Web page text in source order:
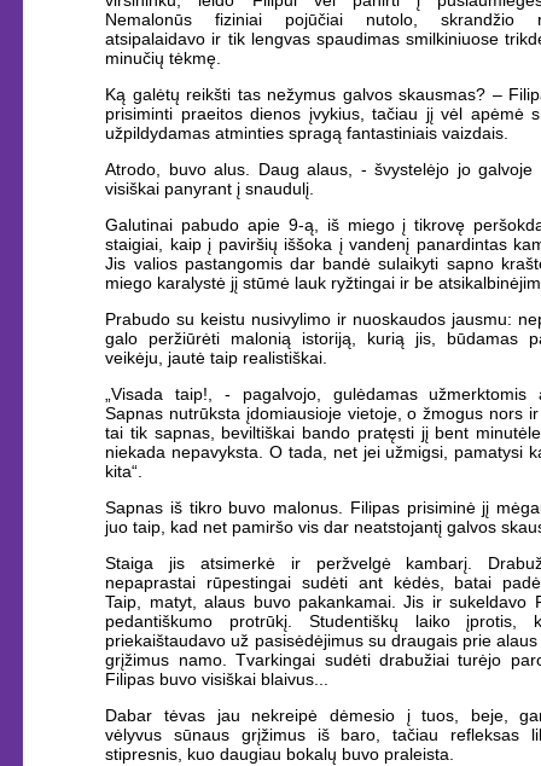
Nemalonūs fiziniai pojūčiai nutolo, skrandžio
atsipalaidavo ir tik lengvas spaudimas smilkiniuose
minučių tėkmę.
Ką galėtų reikšti tas nežymus galvos skausmas? –
prisiminti praeitos dienos įvykius, tačiau jį vėl apėmė
užpildydamas atminties spragą fantastiniais vaizdais.
Atrodo, buvo alus. Daug alaus, - švystelėjo jo galvoje
visiškai panyrant į snaudulį.
Galutinai pabudo apie 9-ą, iš miego į tikrovę
staigiai, kaip į paviršių iššoka į vandenį panardintas
Jis valios pastangomis dar bandė sulaikyti sapno
miego karalystė jį stūmė lauk ryžtingai ir be
Prabudo su keistu nusivylimo ir nuoskaudos jausmu:
galo peržiūrėti malonią istoriją, kurią jis, būdamas
veikėju, jautė taip realistiškai.
„Visada taip!, - pagalvojo, gulėdamas užmerktomis
Sapnas nutrūksta įdomiausioje vietoje, o žmogus nors
tai tik sapnas, beviltiškai bando pratęsti jį bent
niekada nepavyksta. O tada, net jei užmigsi, pamatysi
kita“.
Sapnas iš tikro buvo malonus. Filipas prisiminė jį
juo taip, kad net pamiršo vis dar neatstojantį galvos
Staiga jis atsimerkė ir peržvelgė kambarį.
nepaprastai rūpestingai sudėti ant kėdės, batai
Taip, matyt, alaus buvo pakankamai. Jis ir sukeldavo
pedantiškumo protrūkį. Studentiškų laiko įprotis,
priekaištaudavo už pasisėdėjimus su draugais prie
grįžimus namo. Tvarkingai sudėti drabužiai turėjo
Filipas buvo visiškai blaivus...
Dabar tėvas jau nekreipė dėmesio į tuos, beje,
vėlyvus sūnaus grįžimus iš baro, tačiau refleksas
stipresnis, kuo daugiau bokalų buvo praleista.